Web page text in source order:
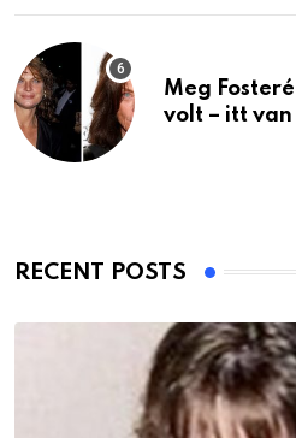
Meg
volt – itt van
RECENT POSTS